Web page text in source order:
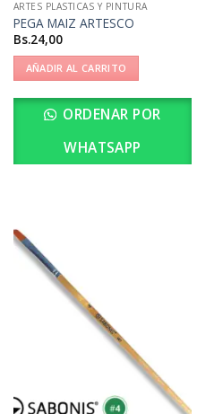
ARTES PLASTICAS Y PINTURA
PEGA MAIZ ARTESCO
Bs.24,00
AÑADIR AL CARRITO
ORDENAR POR
WHATSAPP